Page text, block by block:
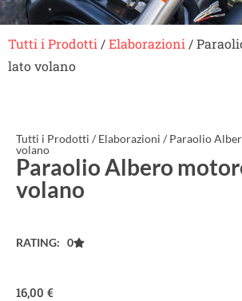
Tutti i Prodotti /Elaborazioni /
lato volano
Tutti i Prodotti / Elaborazioni / Paraolio
volano
Paraolio Albero
volano
RATING: 0
16,00 €